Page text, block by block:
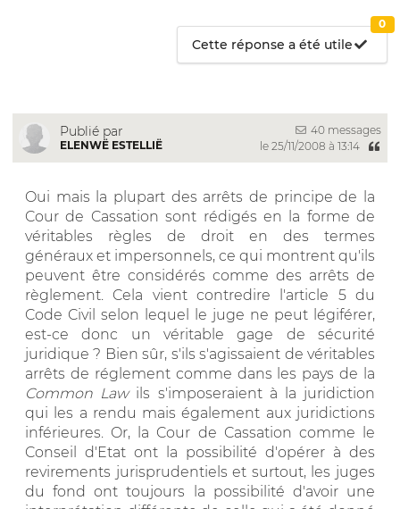
Cette réponse a été utile
0
Publié par
ELENWË ESTELLIË
40 messages
le 25/11/2008 à 13:14
Oui mais la plupart des arrêts de principe de la
Cour de Cassation sont rédigés en la forme de
véritables règles de droit en des termes
généraux et impersonnels, ce qui montrent qu'ils
peuvent être considérés comme des arrêts de
règlement. Cela vient contredire l'article 5 du
Code Civil selon lequel le juge ne peut légiférer,
est-ce donc un véritable gage de sécurité
juridique ? Bien sûr, s'ils s'agissaient de véritables
arrêts de réglement comme dans les pays de la
Common Lawils s'imposeraient à la juridiction
qui les a rendu mais également aux juridictions
inférieures. Or, la Cour de Cassation comme le
Conseil d'Etat ont la possibilité d'opérer à des
revirements jurisprudentiels et surtout, les juges
du fond ont toujours la possibilité d'avoir une